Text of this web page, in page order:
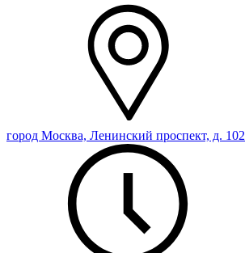
город Москва, Ленинский проспект, д. 102